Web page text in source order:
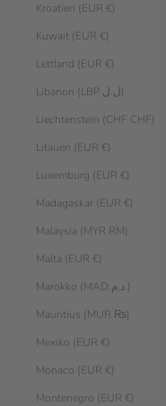
Kroatien (EUR €)
Kuwait (EUR €)
Lettland (EUR €)
Libanon (LBP ل.ل)
Liechtenstein (CHF CHF)
Litauen (EUR €)
Luxemburg (EUR €)
Madagaskar (EUR €)
Malaysia (MYR RM)
Malta (EUR €)
Marokko (MAD د.م.)
Mauritius (MUR ₨)
Mexiko (EUR €)
Monaco (EUR €)
Montenegro (EUR €)